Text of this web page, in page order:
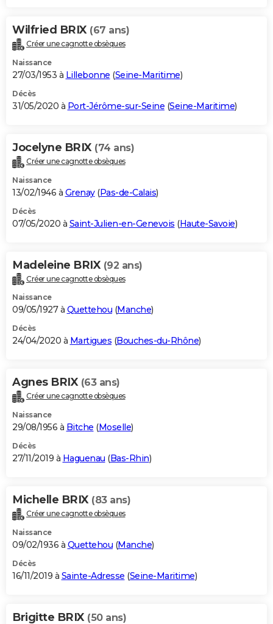
Wilfried BRIX (67 ans)
Créer une cagnotte obsèques
Naissance
27/03/1953 à Lillebonne (Seine-Maritime)
Décès
31/05/2020 à Port-Jérôme-sur-Seine (Seine-Maritime)
Jocelyne BRIX (74 ans)
Créer une cagnotte obsèques
Naissance
13/02/1946 à Grenay(Pas-de-Calais)
Décès
07/05/2020 à Saint-Julien-en-Genevois (Haute-Savoie)
Madeleine BRIX (92 ans)
Créer une cagnotte obsèques
Naissance
09/05/1927 à Quettehou (Manche)
Décès
24/04/2020 à Martigues (Bouches-du-Rhône)
Agnes BRIX (63 ans)
Créer une cagnotte obsèques
Naissance
29/08/1956 à Bitche (Moselle)
Décès
27/11/2019 à Haguenau (Bas-Rhin)
Michelle BRIX (83 ans)
Créer une cagnotte obsèques
Naissance
09/02/1936 à Quettehou (Manche)
Décès
16/11/2019 à Sainte-Adresse (Seine-Maritime)
Brigitte BRIX (50 ans)